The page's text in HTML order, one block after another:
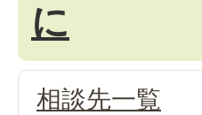
に
相談先一覧